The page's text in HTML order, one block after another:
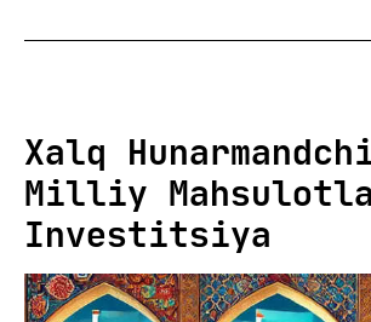
Xalq
Milliy
Investitsiya